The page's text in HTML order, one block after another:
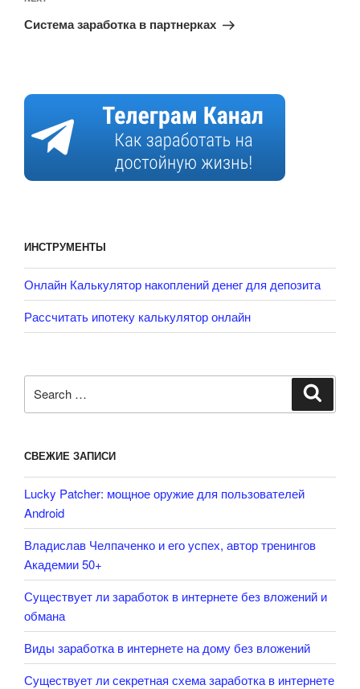
Post
Система заработка в партнерках
ИНСТРУМЕНТЫ
Онлайн Калькулятор накоплений денег для депозита
Рассчитать ипотеку калькулятор онлайн
for:
СВЕЖИЕ ЗАПИСИ
Lucky Patcher: мощное оружие для пользователей
Android
Владислав Челпаченко и его успех, автор тренингов
Академии 50+
Существует ли заработок в интернете без вложений и
обмана
Виды заработка в интернете на дому без вложений
Существует ли секретная схема заработка в интернете